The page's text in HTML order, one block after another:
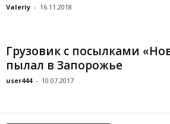
Valeriy - 16.11.2018
Грузовик с посылками
пылал в Запорожье
user444 - 10.07.2017